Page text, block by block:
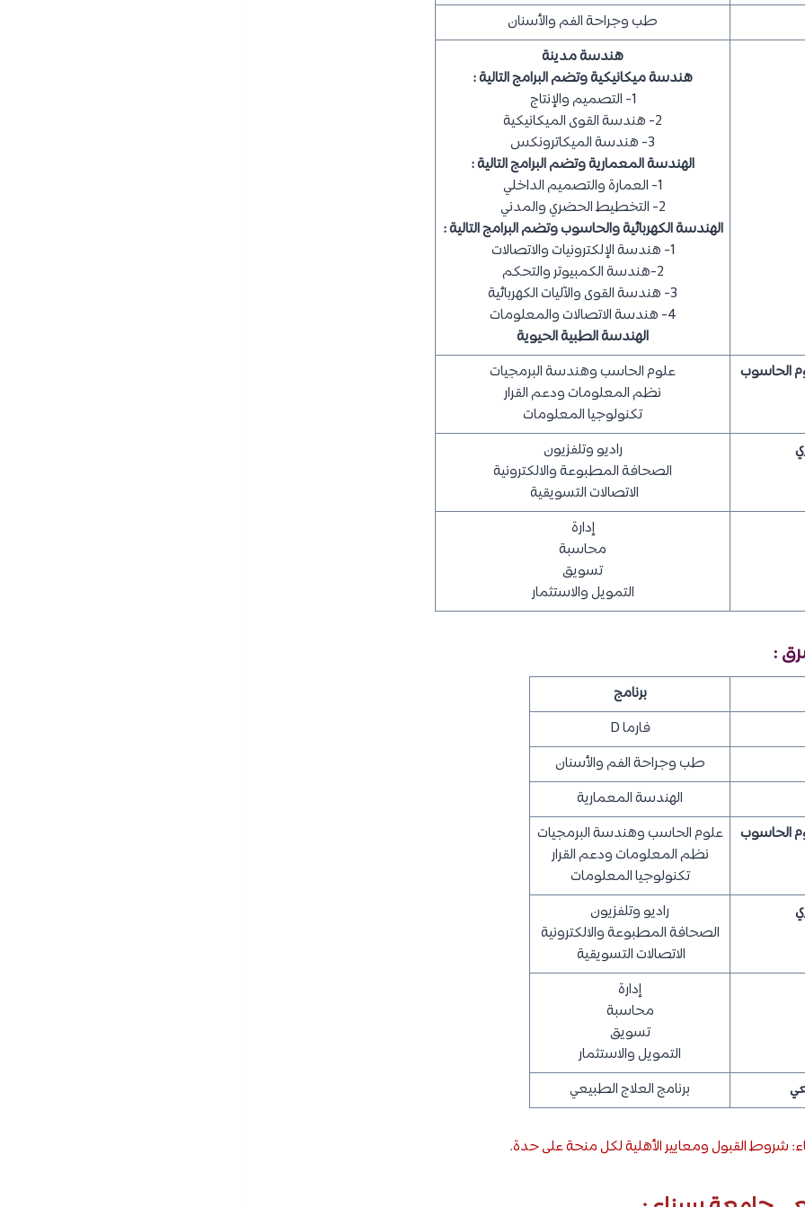
طب وجراحة الفم والأسنان
هندسة مدينة
هندسة ميكانيكية وتضم البرامج التالية :
1- التصميم والإنتاج
2- هندسة القوى الميكانيكية
3- هندسة الميكاترونكس
الهندسة المعمارية وتضم البرامج التالية :
1- العمارة والتصميم الداخلي
2- التخطيط الحضري والمدني
الهندسة الكهربائية والحاسوب وتضم البرامج التالية :
1- هندسة الإلكترونيات والاتصالات
2-هندسة الكمبيوتر والتحكم
3- هندسة القوى والآليات الكهربائية
4- هندسة الاتصالات والمعلومات
الهندسة الطبية الحيوية
الحاسوب
علوم الحاسب وهندسة البرمجيات
نظم المعلومات ودعم القرار
تكنولوجيا المعلومات
راديو وتلفزيون
الصحافة المطبوعة والالكترونية
الاتصالات التسويقية
إدارة
محاسبة
تسويق
التمويل والاستثمار
:
برنامج
فارما D
طب وجراحة الفم والأسنان
الهندسة المعمارية
الحاسوب
علوم الحاسب وهندسة البرمجيات
نظم المعلومات ودعم القرار
تكنولوجيا المعلومات
راديو وتلفزيون
الصحافة المطبوعة والالكترونية
الاتصالات التسويقية
إدارة
محاسبة
تسويق
التمويل والاستثمار
برنامج العلاج الطبيعي
شروط القبول ومعايير الأهلية لكل منحة على حدة.